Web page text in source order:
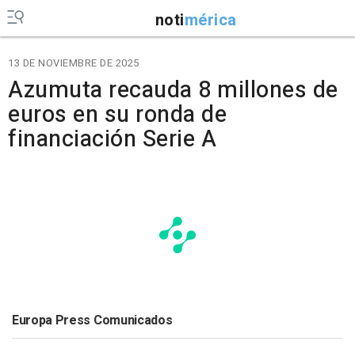
notimérica
13 DE NOVIEMBRE DE 2025
Azumuta recauda 8 millones de
euros en su ronda de
financiación Serie A
Europa Press Comunicados